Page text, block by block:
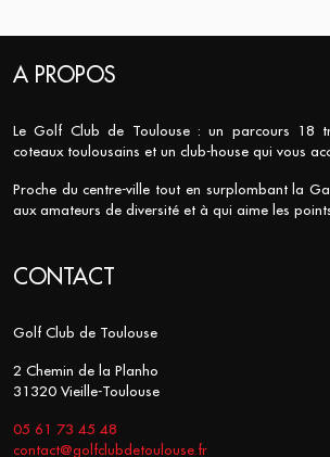
A PROPOS
Le Golf Club de Toulouse : un parcours 18
coteaux toulousains et un club-house qui vous
Proche du centre-ville tout en surplombant la
aux amateurs de diversité et à qui aime les
CONTACT
Golf Club de Toulouse
2 Chemin de la Planho
31320 Vieille-Toulouse
05 61 73 45 48
contact@golfclubdetoulouse.fr